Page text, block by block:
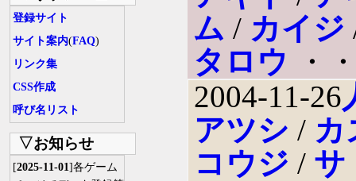
登録サイト
サイト案内(FAQ)
リンク集
CSS作成
呼び名リスト
▽お知らせ
[2025-11-01]各ゲーム
ム / カイジ
タロウ
・
2004-11-26
アツシ / カ
コウジ / サ